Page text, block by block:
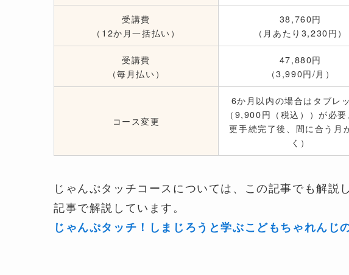
受講費
（12か月一括払い）
38,760円
（月あたり3,230円）
受講費
（毎月払い）
47,880円
（3,990円/月）
コース変更
6か月以内の場合はタブレ
（9,900円（税込））が必
更手続完了後、間に合う月
く）
じゃんぷタッチコースについては、この記事でも解説
記事で解説しています。
じゃんぷタッチ！しまじろうと学ぶこどもちゃれんじ